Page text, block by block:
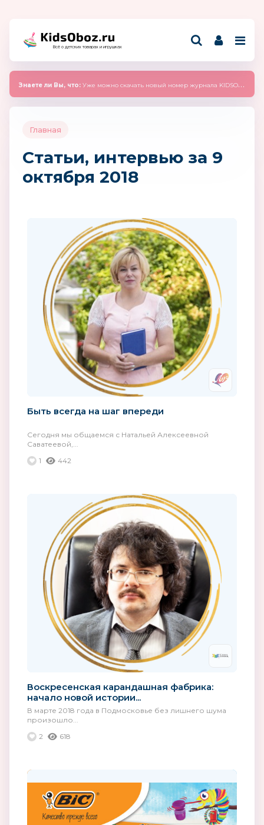
Всё о детских товарах и игрушках
Знаете ли Вы, что: Уже можно скачать новый номер журнала KIDSOBOZ 2025 (сентябрь)
Главная
Статьи, интервью за 9
октября 2018
Быть всегда на шаг впереди
Сегодня мы общаемся с Натальей Алексеевной
Саватеевой,...
1
442
Воскресенская карандашная фабрика:
начало новой истории...
В марте 2018 года в Подмосковье без лишнего шума
произошло...
2
618